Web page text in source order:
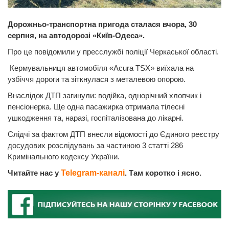
Дорожньо-транспортна пригода сталася вчора, 30
серпня, на автодорозі «Київ-Одеса».
Про це повідомили у пресслужбі поліції Черкаської області.
Кермувальниця автомобіля «Acura TSX» виїхала на
узбіччя дороги та зіткнулася з металевою опорою.
Внаслідок ДТП загинули: водійка, однорічний хлопчик і
пенсіонерка. Ще одна пасажирка отримала тілесні
ушкодження та, наразі, госпіталізована до лікарні.
Слідчі за фактом ДТП внесли відомості до Єдиного реєстру
досудових розслідувань за частиною 3 статті 286
Кримінального кодексу України.
Читайте нас у Telegram-каналі. Там коротко і ясно.